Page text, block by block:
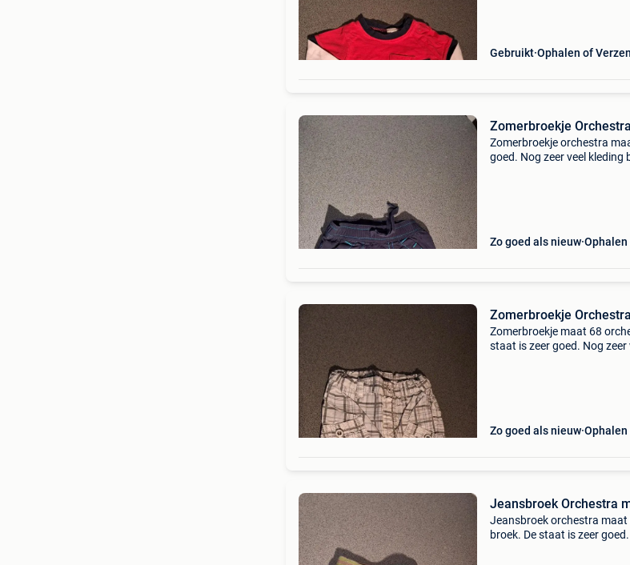
Gebruikt Ophalen of
Zomerbroekje
Zomerbroekje orchestra
goed. Nog zeer veel
Zo goed als nieuw Ophalen
Zomerbroekje
Zomerbroekje maat 68
staat is zeer goed. Nog zeer
Zo goed als nieuw Ophalen
Jeansbroek Orchestra
Jeansbroek orchestra maat
broek. De staat is zeer